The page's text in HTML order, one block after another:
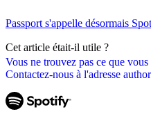
Vous ne trouvez pas ce que vous
Contactez-nous à l'adresse
Passport s'appelle désormais
Cet article était-il utile ?